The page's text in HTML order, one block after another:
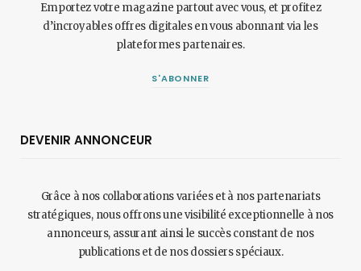
Emportez votre magazine partout avec vous, et profitez
d’incroyables offres digitales en vous abonnant via les
plateformes partenaires.
S'ABONNER
DEVENIR ANNONCEUR
Grâce à nos collaborations variées et à nos partenariats
stratégiques, nous offrons une visibilité exceptionnelle à nos
annonceurs, assurant ainsi le succès constant de nos
publications et de nos dossiers spéciaux.